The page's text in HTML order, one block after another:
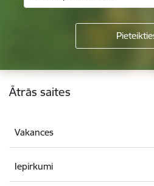
Kājene
Ātrās saites
Vakances
Iepirkumi